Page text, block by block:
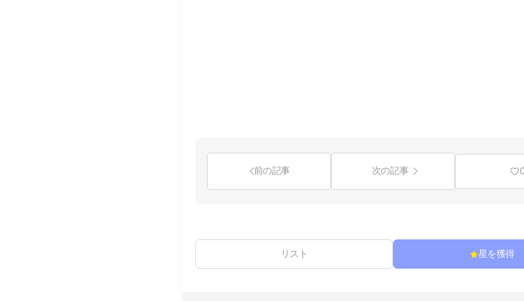
前の記事 次の記事
リスト 星を獲得